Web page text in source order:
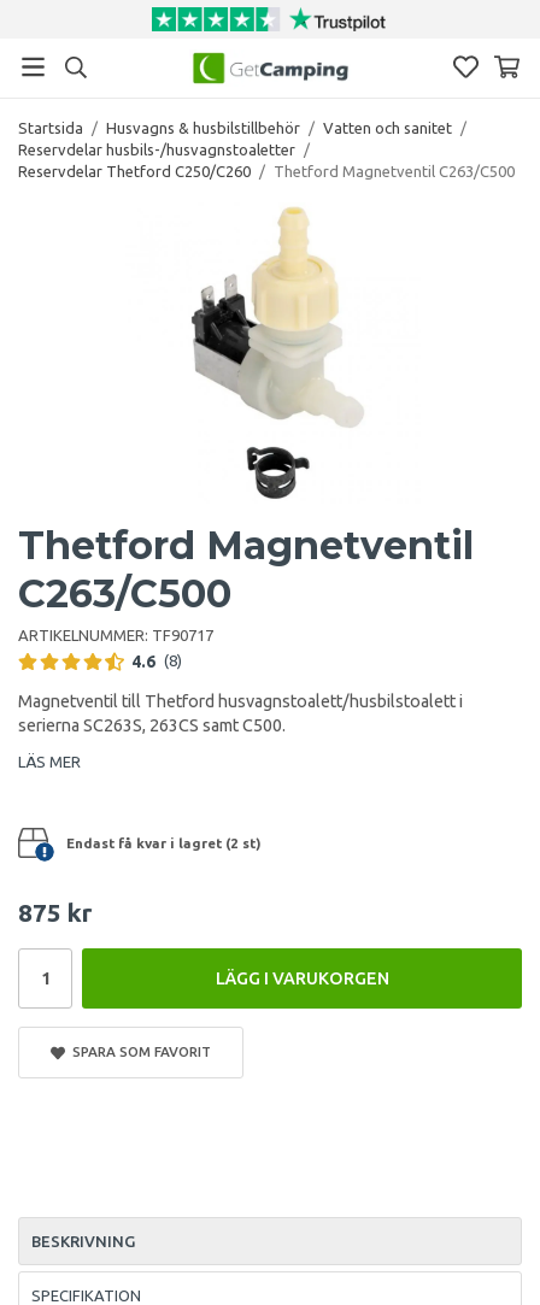
Startsida / Husvagns & husbilstillbehör / Vatten och sanitet /
Reservdelar husbils-/husvagnstoaletter /
Reservdelar Thetford C250/C260 / Thetford Magnetventil C263/C500
Thetford Magnetventil
C263/C500
ARTIKELNUMMER: TF90717
4.6 (8)
Magnetventil till Thetford husvagnstoalett/husbilstoalett i
serierna SC263S, 263CS samt C500.
LÄS MER
Endast få kvar i lagret (2 st)
875 kr
LÄGG I VARUKORGEN
SPARA SOM FAVORIT
BESKRIVNING
SPECIFIKATION